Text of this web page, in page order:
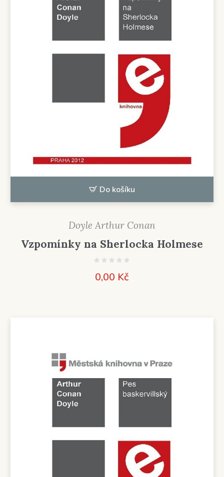
Do košíku
Doyle Arthur Conan
Vzpomínky na Sherlocka Holmese
0,00 Kč